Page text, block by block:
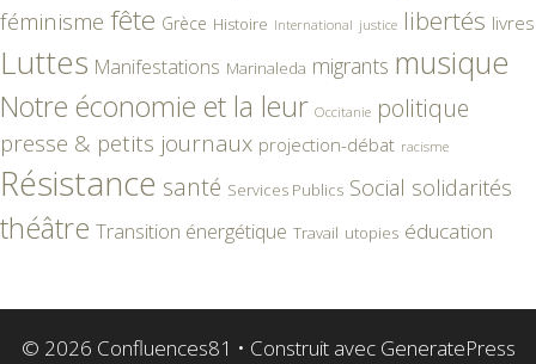
féminisme fête Grèce Histoire International justice libertés livres
Luttes Manifestations Marinaleda migrants musique
Notre économie et la leur Occitanie politique
presse & petits journaux projection-débat racisme
Résistance santé Services Publics Social solidarités
théâtre Transition énergétique Travail utopies éducation
© 2026 Confluences81 • Construit avec GeneratePress